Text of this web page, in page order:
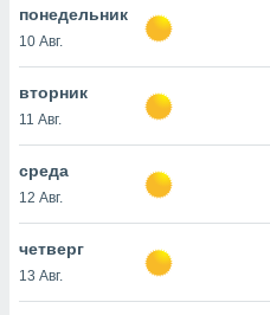
основе.
нашей
cookie
в
понедельник
10 Авг.
вторник
11 Авг.
среда
12 Авг.
четверг
13 Авг.